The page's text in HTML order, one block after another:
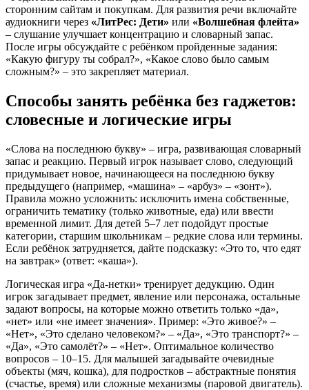
сторонним сайтам и покупкам. Для развития речи включайте
аудиокниги через «ЛитРес: Дети» или «Волшебная флейта»
– слушание улучшает концентрацию и словарный запас.
После игры обсуждайте с ребёнком пройденные задания:
«Какую фигуру ты собрал?», «Какое слово было самым
сложным?» – это закрепляет материал.
Способы занять ребёнка без гаджетов:
словесные и логические игры
«Слова на последнюю букву» – игра, развивающая словарный
запас и реакцию. Первый игрок называет слово, следующий
придумывает новое, начинающееся на последнюю букву
предыдущего (например, «машина» – «арбуз» – «зонт»).
Правила можно усложнить: исключить имена собственные,
ограничить тематику (только животные, еда) или ввести
временной лимит. Для детей 5–7 лет подойдут простые
категории, старшим школьникам – редкие слова или термины.
Если ребёнок затрудняется, дайте подсказку: «Это то, что едят
на завтрак» (ответ: «каша»).
Логическая игра «Да-нетки» тренирует дедукцию. Один
игрок загадывает предмет, явление или персонажа, остальные
задают вопросы, на которые можно ответить только «да»,
«нет» или «не имеет значения». Пример: «Это живое?» –
«Нет», «Это сделано человеком?» – «Да», «Это транспорт?» –
«Да», «Это самолёт?» – «Нет». Оптимальное количество
вопросов – 10–15. Для малышей загадывайте очевидные
объекты (мяч, кошка), для подростков – абстрактные понятия
(счастье, время) или сложные механизмы (паровой двигатель).